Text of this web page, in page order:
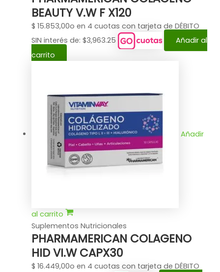
BEAUTY V.W F X120
$ 15.853,00o en 4 cuotas con tarjeta de DÉBITO
SIN interés de: $3,963.25
Añadir al
carrito
Añadir
al carrito
Suplementos Nutricionales
PHARMAMERICAN COLAGENO
HID VI.W CAPX30
$ 16.449,00o en 4 cuotas con tarjeta de DÉBITO